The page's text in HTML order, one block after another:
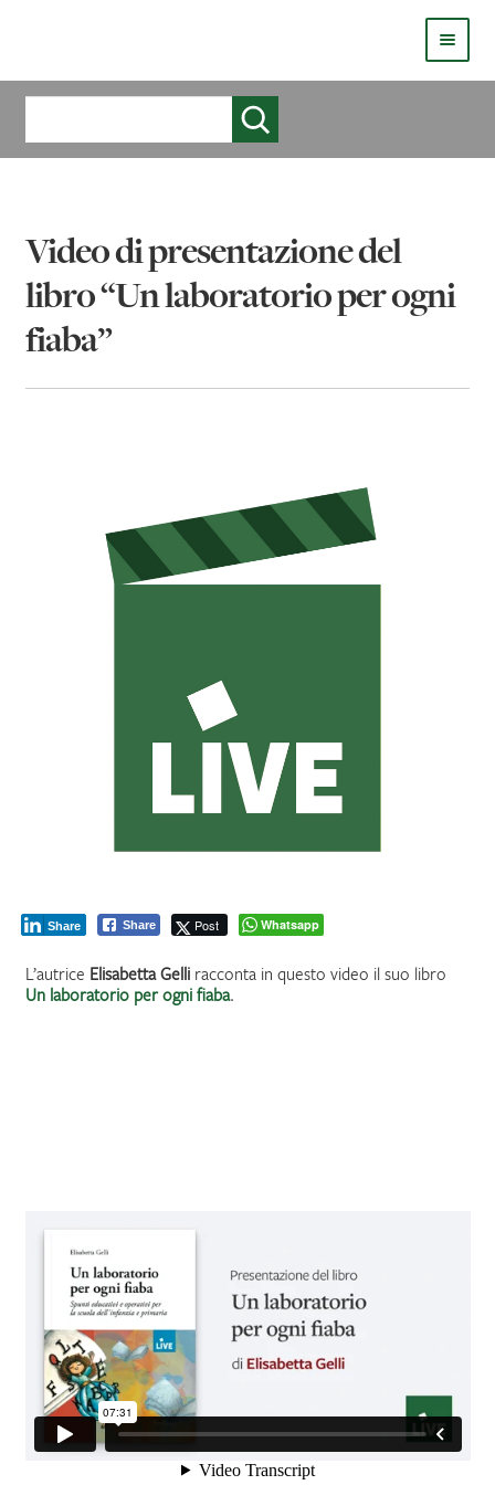
HOMEPAGE
COS’È LIVE
CATALOGO
AUTORI
IL MIO PROFILO
Video di presentazione del
libro “Un laboratorio per ogni
fiaba”
Share Post
Share Whatsapp
L’autrice Elisabetta Gelliracconta in questo video il suo libro
Un laboratorio per ogni fiaba.